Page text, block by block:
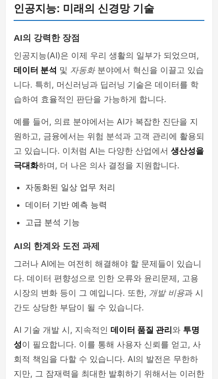
인공지능: 미래의 신경망 기술
AI의 강력한 장점
인공지능(AI)은 이제 우리 생활의 일부가 되었으며,
데이터 분석 및 자동화분야에서 혁신을 이끌고 있습
니다. 특히, 머신러닝과 딥러닝 기술은 데이터를 학
습하여 효율적인 판단을 가능하게 합니다.
예를 들어, 의료 분야에서는 AI가 복잡한 진단을 지
원하고, 금융에서는 위험 분석과 고객 관리에 활용되
고 있습니다. 이처럼 AI는 다양한 산업에서 생산성을
극대화하며, 더 나은 의사 결정을 지원합니다.
자동화된 일상 업무 처리
데이터 기반 예측 능력
고급 분석 기능
AI의 한계와 도전 과제
그러나 AI에는 여전히 해결해야 할 문제들이 있습니
다. 데이터 편향성으로 인한 오류와 윤리문제, 고용
시장의 변화 등이 그 예입니다. 또한, 개발 비용과 시
간도 상당한 부담이 될 수 있습니다.
AI 기술 개발 시, 지속적인 데이터 품질 관리 와 투명
성이 필요합니다. 이를 통해 사용자 신뢰를 얻고, 사
회적 책임을 다할 수 있습니다. AI의 발전은 무한하
지만, 그 잠재력을 최대한 발휘하기 위해서는 이러한